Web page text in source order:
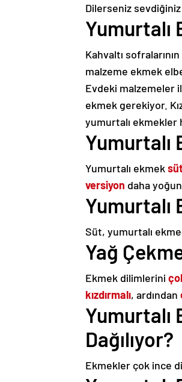
Dilerseniz
Yumurtalı
Kahvaltı
malzeme ekmek
Evdeki malzemeler
ekmek gerekiyor.
yumurtalı ekmekler
Yumurtalı
Yumurtalı ekmek
versiyon daha
Yumurtalı
Süt, yumurtalı
Yağ
Ekmek dilimlerini
kızdırmalı, ardından
Yumurtalı
Dağılıyor?
Ekmekler çok ince